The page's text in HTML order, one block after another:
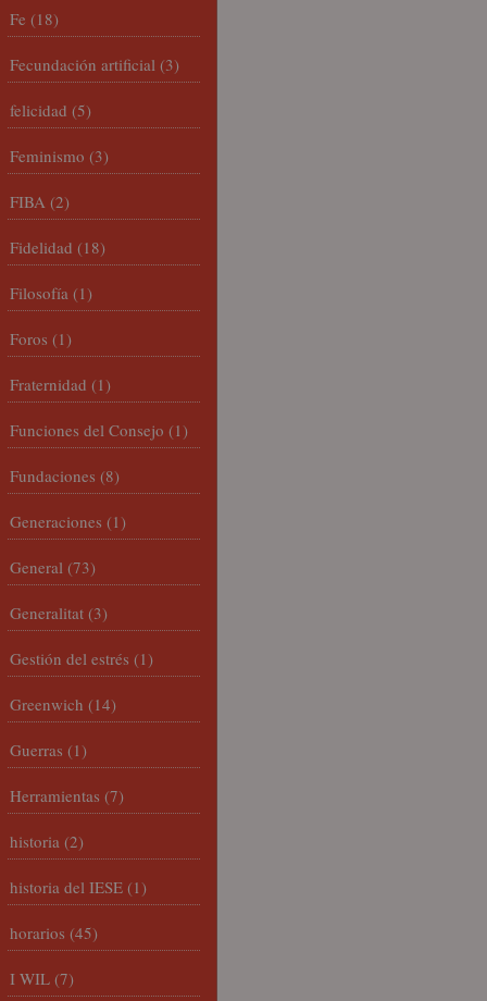
Fe (18)
Fecundación artificial (3)
felicidad (5)
Feminismo (3)
FIBA (2)
Fidelidad (18)
Filosofía (1)
Foros (1)
Fraternidad (1)
Funciones del Consejo (1)
Fundaciones (8)
Generaciones (1)
General (73)
Generalitat (3)
Gestión del estrés (1)
Greenwich (14)
Guerras (1)
Herramientas (7)
historia (2)
historia del IESE (1)
horarios (45)
I WIL (7)